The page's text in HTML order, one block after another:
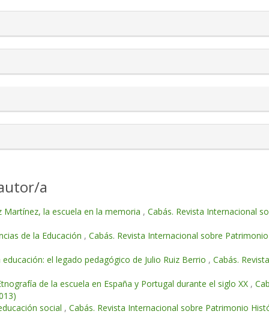
a
Martínez, la escuela en la memoria , Cabás. Revista Internacional
de la Educación , Cabás. Revista Internacional sobre
el legado pedagógico de Julio Ruiz Berrio , Cabás.
de la escuela en España y Portugal durante el siglo XX ,
social , Cabás. Revista Internacional sobre Patrimonio